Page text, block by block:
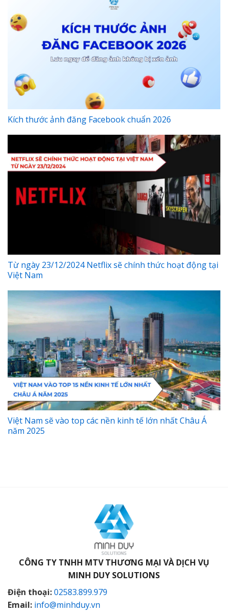
Kích thước ảnh đăng Facebook chuẩn 2026
Từ ngày 23/12/2024 Netflix sẽ chính thức hoạt động tại
Việt Nam
Việt Nam sẽ vào top các nền kinh tế lớn nhất Châu Á
năm 2025
CÔNG TY TNHH MTV THƯƠNG MẠI VÀ DỊCH VỤ
MINH DUY SOLUTIONS
Điện thoại:02583.899.979
Email: info@minhduy.vn